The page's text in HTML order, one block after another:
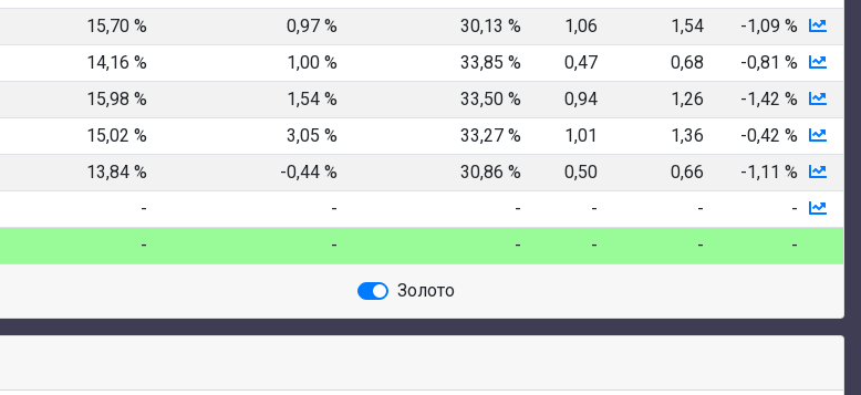
15,70 % 0,97 % 30,13 % 1,06 1,54
-1,09 %
14,16 % 1,00 % 33,85 % 0,47 0,68
-0,81 %
15,98 % 1,54 % 33,50 % 0,94 1,26
-1,42 %
15,02 % 3,05 % 33,27 % 1,01 1,36
-0,42 %
13,84 % -0,44 % 30,86 % 0,50 0,66
-1,11 %
- - - - -
-
- - - - - -
Золото